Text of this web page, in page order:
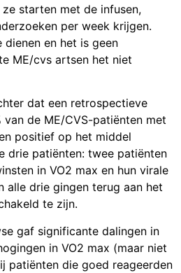
starten met de infusen,
per week krijgen.
en het is geen
ME/cvs artsen het niet
dat een retrospectieve
van de ME/CVS-patiënten met
positief op het middel
drie patiënten: twee patiënten
in VO2 max en hun virale
alle drie gingen terug aan het
te zijn.
gaf significante dalingen in
in VO2 max (maar niet
patiënten die goed reageerden